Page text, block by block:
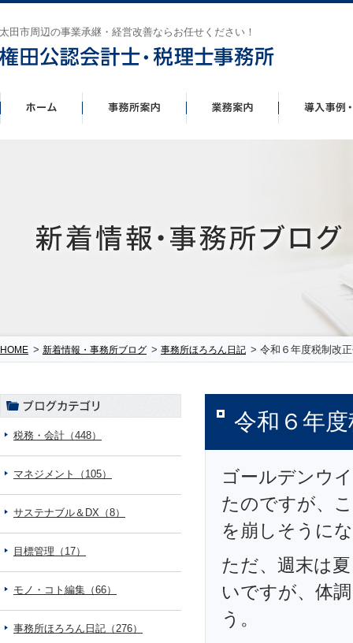
太田市周辺の事業承継・経営改善ならお任せください！
HOME > 新着情報・事務所ブログ > 事務所ほろろん日記 > 令和６年度税制改
令和６年
ゴールデンウ
たのですが、
を崩しそうに
ただ、週末は
いですが、体
う。
税務・会計（448）
マネジメント（105）
サステナブル＆DX（8）
目標管理（17）
モノ・コト編集（66）
事務所ほろろん日記（276）